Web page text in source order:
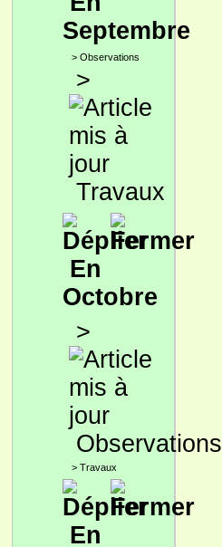
Septembre
> Observations
>
Travaux
En
Octobre
>
Observations
> Travaux
En